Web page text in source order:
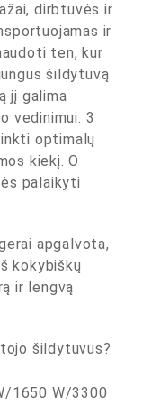
dirbtuvės ir
ir
ten, kur
šildytuvą
jį galima
vedinimui. 3
optimalų
kiekį. O
palaikyti
apgalvota,
kokybiškų
ir lengvą
šildytuvus?
1650 W/3300